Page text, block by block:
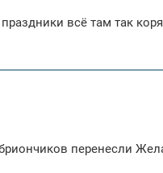
всё там так
перенесли